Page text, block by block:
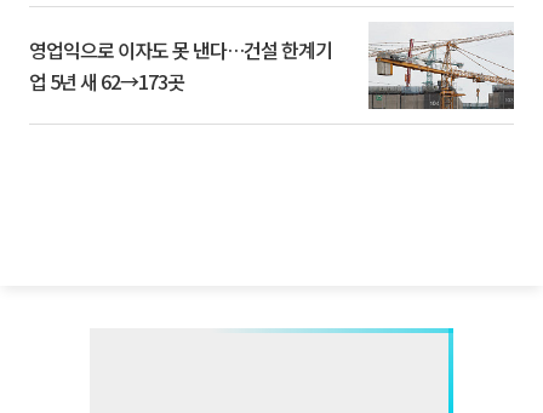
영업익으로 이자도 못 낸다…건설 한계기
업 5년 새 62→173곳